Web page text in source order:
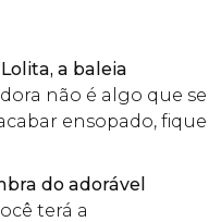
a baleia
não é algo que se
ensopado, fique
do adorável
terá a